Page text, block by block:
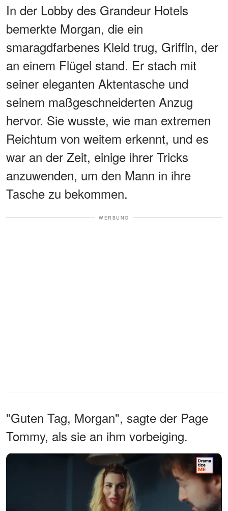
In der Lobby des Grandeur Hotels
bemerkte Morgan, die ein
smaragdfarbenes Kleid trug, Griffin, der
an einem Flügel stand. Er stach mit
seiner eleganten Aktentasche und
seinem maßgeschneiderten Anzug
hervor. Sie wusste, wie man extremen
Reichtum von weitem erkennt, und es
war an der Zeit, einige ihrer Tricks
anzuwenden, um den Mann in ihre
Tasche zu bekommen.
WERBUNG
"Guten Tag, Morgan", sagte der Page
Tommy, als sie an ihm vorbeiging.